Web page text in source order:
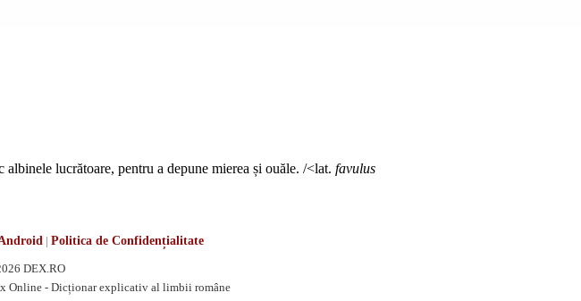
lucrătoare, pentru a depune mierea și ouăle. /<lat. favulus
| Politica de Confidențialitate
DEX.RO
Online - Dicționar explicativ al limbii române